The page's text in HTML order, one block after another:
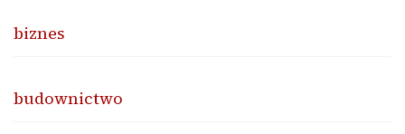
biznes
budownictwo